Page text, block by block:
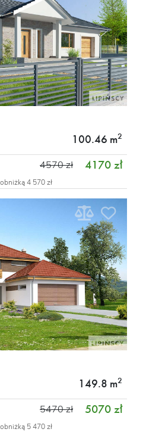
100.46 m2
4170 zł
4570 zł
4 570 zł
149.8 m2
5070 zł
5470 zł
5 470 zł